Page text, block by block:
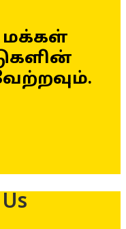
மக்கள்